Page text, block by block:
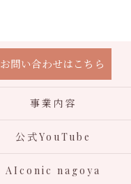
お問い合わせはこちら
事業内容
公式YouTube
AIconic nagoya